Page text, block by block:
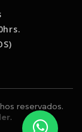
reservados.
.